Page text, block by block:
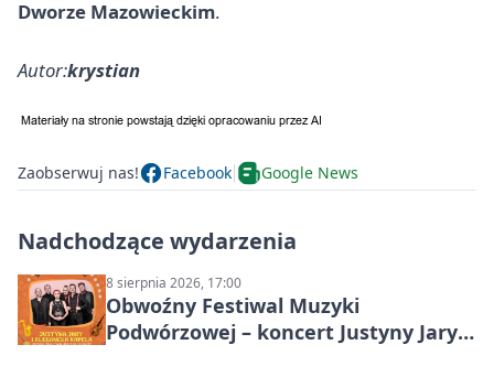
Dworze Mazowieckim.
Autor:krystian
Zaobserwuj nas! Facebook Google News
Nadchodzące wydarzenia
8 sierpnia 2026, 17:00
Obwoźny Festiwal Muzyki
Podwórzowej – koncert Justyny Jary i